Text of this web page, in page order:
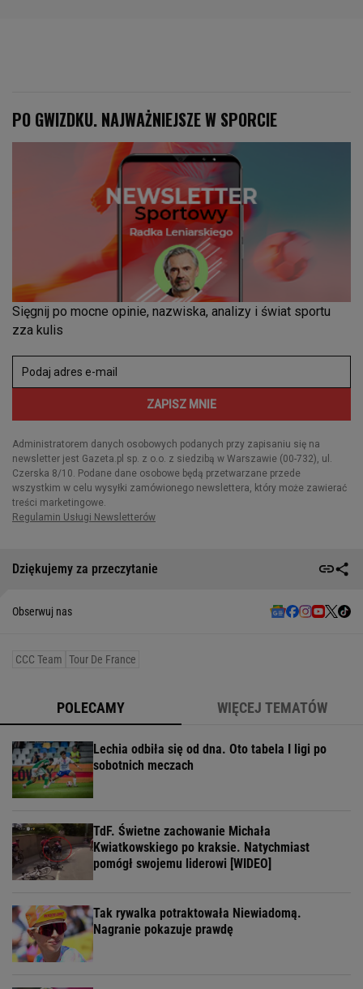
Dziękujemy za przeczytanie
Obserwuj nas
CCC Team Tour De France
POLECAMY WIĘCEJ TEMATÓW
Lechia odbiła się od dna. Oto tabela I ligi po
sobotnich meczach
TdF. Świetne zachowanie Michała
Kwiatkowskiego po kraksie. Natychmiast
pomógł swojemu liderowi [WIDEO]
Tak rywalka potraktowała Niewiadomą.
Nagranie pokazuje prawdę